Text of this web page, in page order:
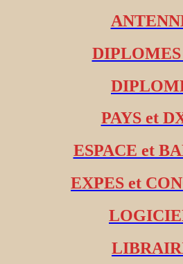
PAYS et
ESPACE et
EXPES et